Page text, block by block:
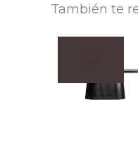
También te